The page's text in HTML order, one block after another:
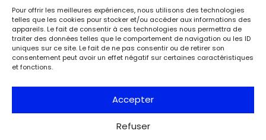
Pour offrir les meilleures expériences, nous utilisons des technologies
telles que les cookies pour stocker et/ou accéder aux informations des
appareils. Le fait de consentir à ces technologies nous permettra de
traiter des données telles que le comportement de navigation ou les ID
uniques sur ce site. Le fait de ne pas consentir ou de retirer son
consentement peut avoir un effet négatif sur certaines caractéristiques
et fonctions.
Accepter
Refuser
ÉvénementsDu 25.08.2026 au 21.09.2026
Charles de Gaulle raconte la Libération
de Paris. Lettre à son épouse
Paris
Musée de la Libération de Paris – musée du général
Leclerc – musée Jean Moulin
Leclerc – musée Jean Moulin expose la lettre du 27 août
1944 de Charles de Gaulle à son épouse Yvonne, lui narrant
les événements de la Libération de Paris.